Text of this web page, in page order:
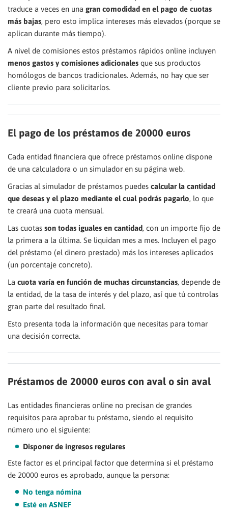
traduce a veces en una gran comodidad en el pago de cuotas
más bajas, pero esto implica intereses más elevados (porque se
aplican durante más tiempo).
A nivel de comisiones estos préstamos rápidos online incluyen
menos gastos y comisiones adicionales que sus productos
homólogos de bancos tradicionales. Además, no hay que ser
cliente previo para solicitarlos.
El pago de los préstamos de 20000 euros
Cada entidad financiera que ofrece préstamos online dispone
de una calculadora o un simulador en su página web.
Gracias al simulador de préstamos puedes calcular la cantidad
que deseas y el plazo mediante el cual podrás pagarlo, lo que
te creará una cuota mensual.
Las cuotas son todas iguales en cantidad, con un importe fijo de
la primera a la última. Se liquidan mes a mes. Incluyen el pago
del préstamo (el dinero prestado) más los intereses aplicados
(un porcentaje concreto).
La cuota varía en función de muchas circunstancias, depende de
la entidad, de la tasa de interés y del plazo, así que tú controlas
gran parte del resultado final.
Esto presenta toda la información que necesitas para tomar
una decisión correcta.
Préstamos de 20000 euros con aval o sin aval
Las entidades financieras online no precisan de grandes
requisitos para aprobar tu préstamo, siendo el requisito
número uno el siguiente:
Disponer de ingresos regulares
Este factor es el principal factor que determina si el préstamo
de 20000 euros es aprobado, aunque la persona:
No tenga nómina
Esté en ASNEF